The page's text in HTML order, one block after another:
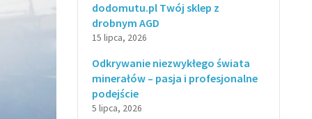
dodomutu.pl Twój sklep z
drobnym AGD
15 lipca, 2026
Odkrywanie niezwykłego świata
minerałów – pasja i profesjonalne
podejście
5 lipca, 2026